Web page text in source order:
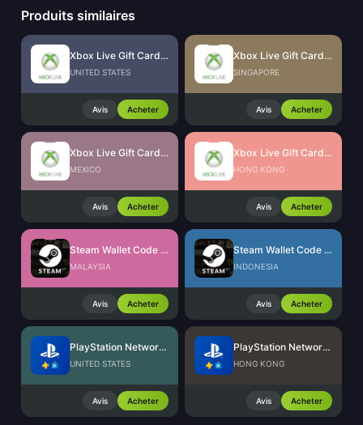
Produits similaires
Xbox Live Gift Card (US)
UNITED STATES
Avis Acheter
Xbox Live Gift Card (SG)
SINGAPORE
Avis Acheter
Xbox Live Gift Card (MX)
MEXICO
Avis Acheter
Xbox Live Gift Card (HK)
HONG KONG
Avis Acheter
Steam Wallet Code (MYR)
MALAYSIA
Avis Acheter
Steam Wallet Code (IDR)
INDONESIA
Avis Acheter
PlayStation Network Card (US)
UNITED STATES
Avis Acheter
PlayStation Network Card (HK)
HONG KONG
Avis Acheter